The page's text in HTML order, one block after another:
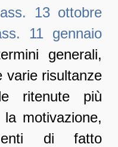
13 ottobre
11 gennaio
generali,
varie risultanze
ritenute più
motivazione,
di fatto